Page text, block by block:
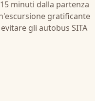
minuti dalla partenza
gratificante
gli autobus SITA